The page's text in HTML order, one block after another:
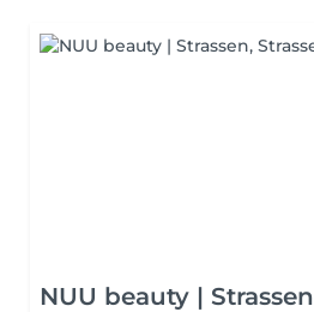
NUU beauty | Strassen